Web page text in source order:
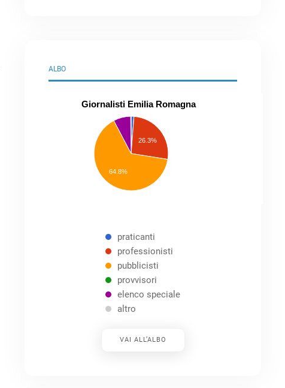
ALBO
Giornalisti Emilia Romagna
26.3%
64.8%
praticanti
professionisti
pubblicisti
provvisori
elenco speciale
altro
VAI ALL’ALBO